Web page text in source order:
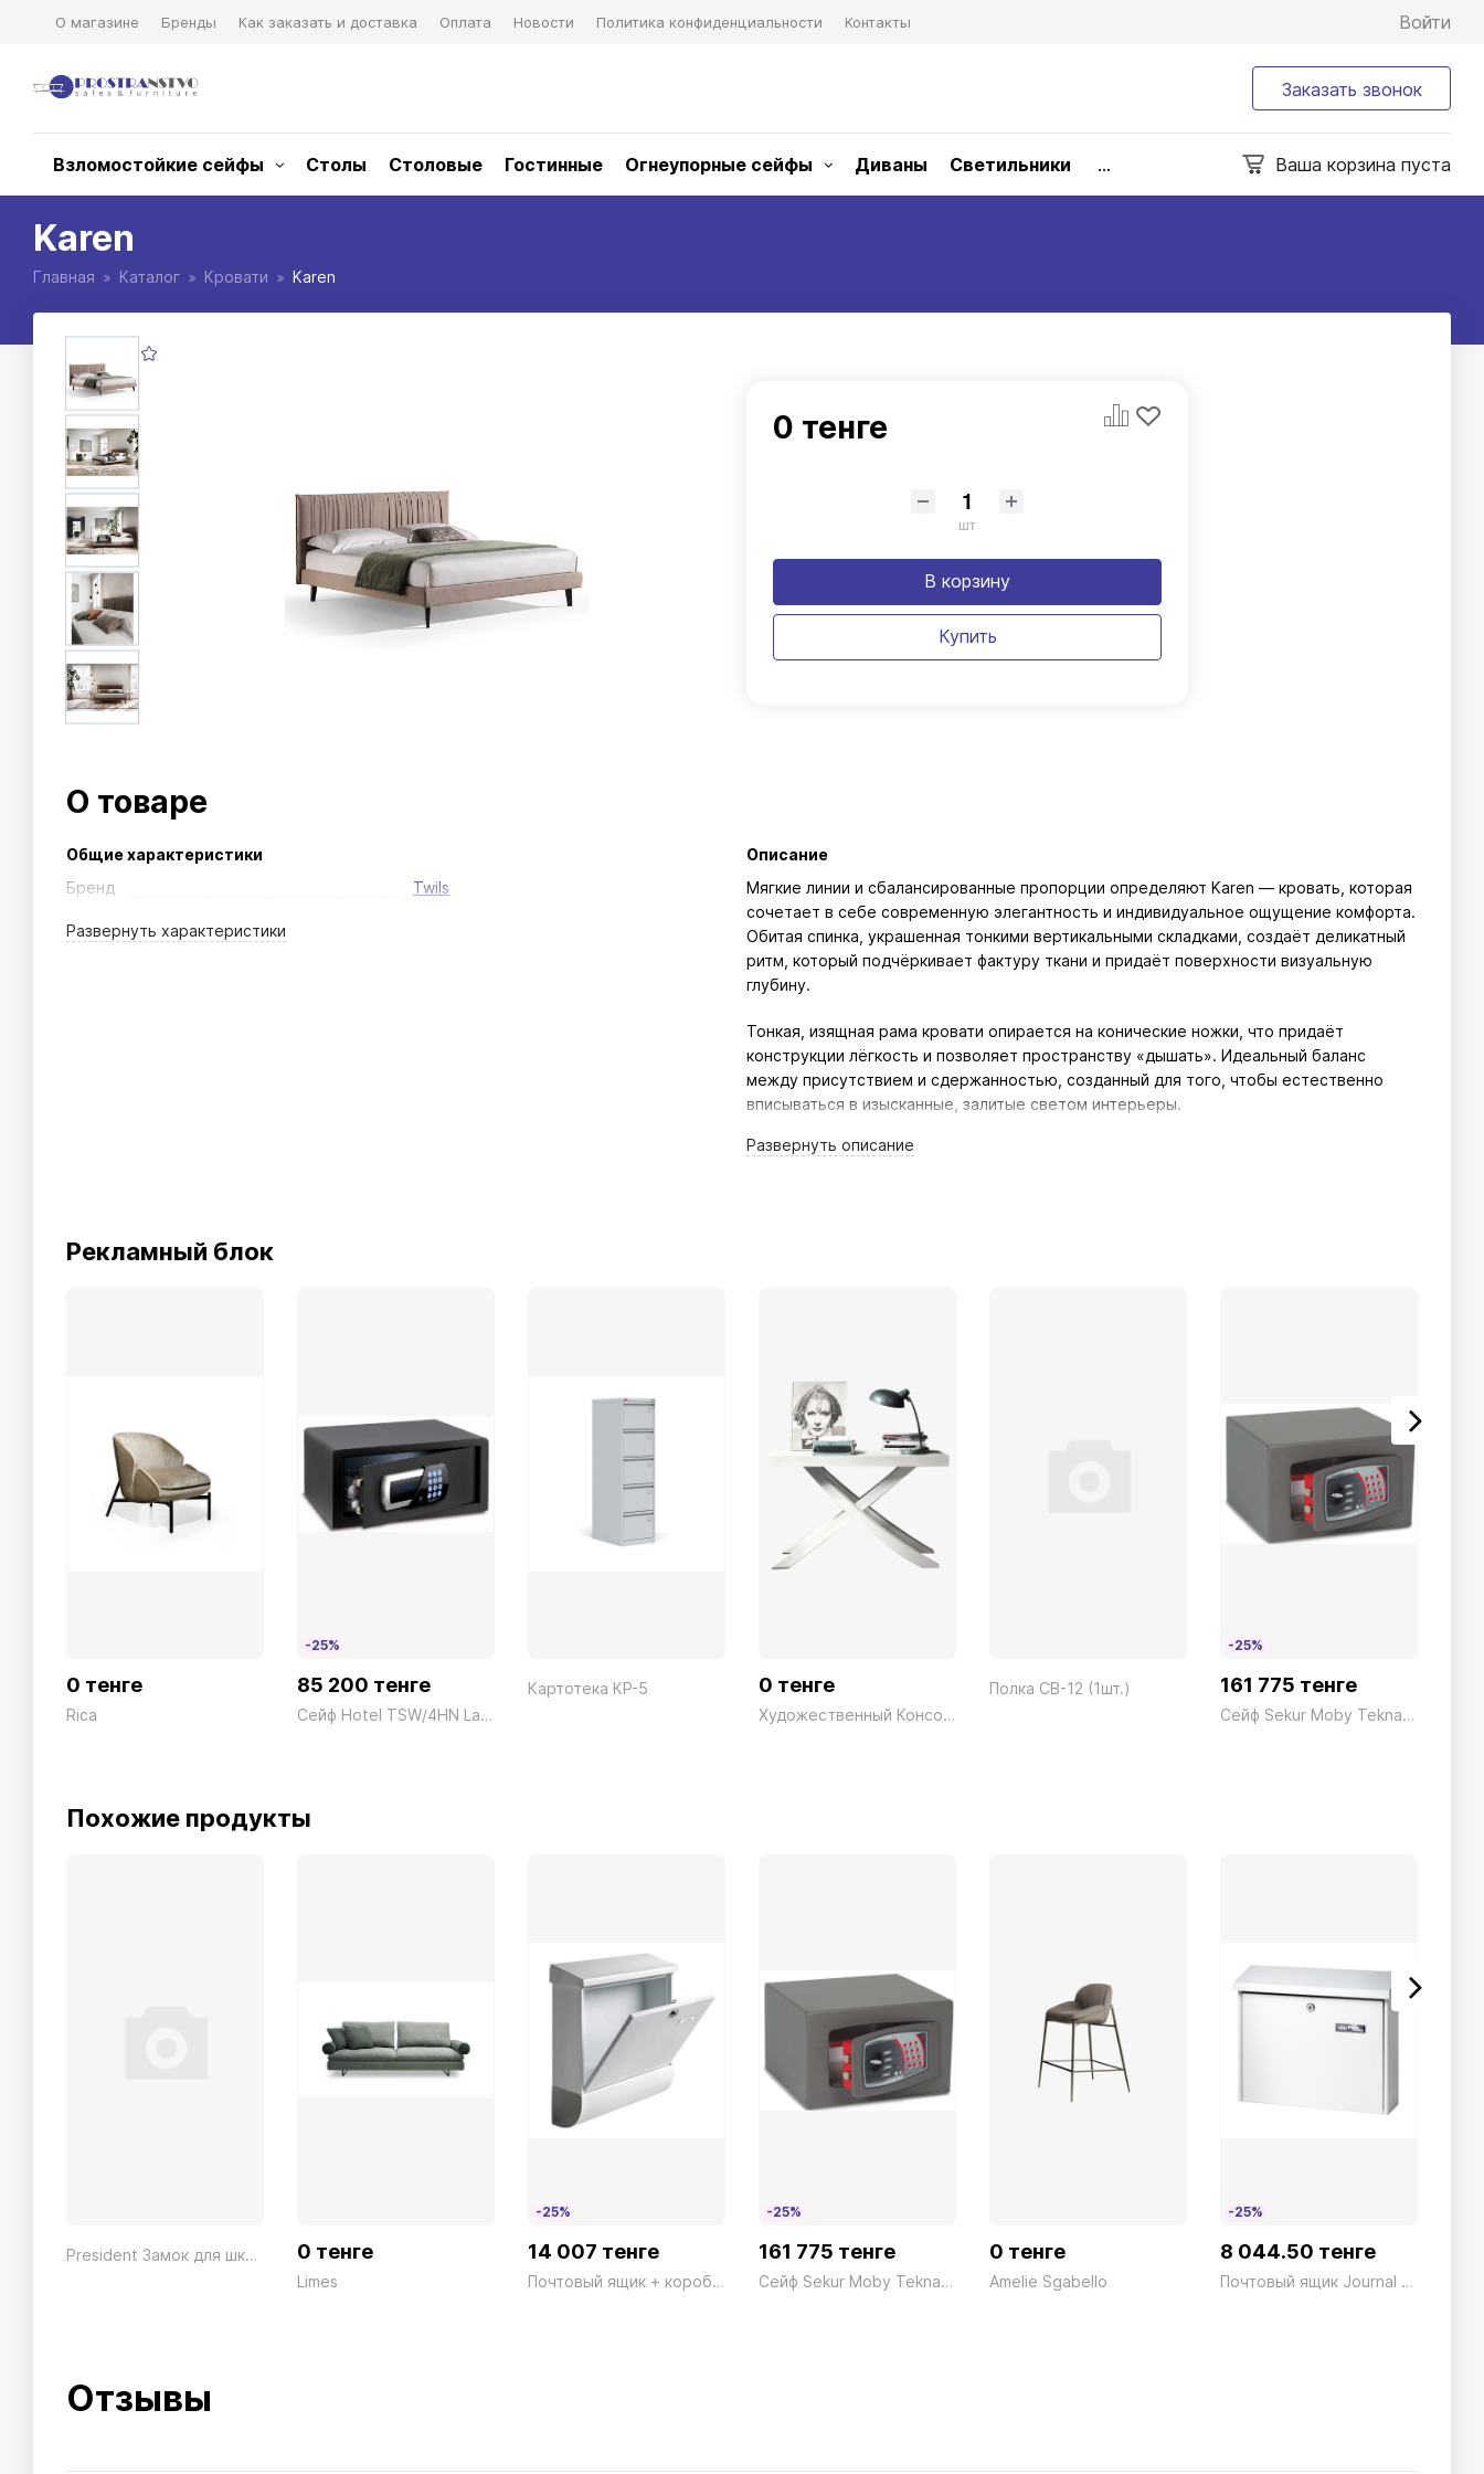
О магазине Бренды Как заказать и доставка Оплата Новости Политика конфиденциальности Контакты Войти
Заказать звонок
Взломостойкие сейфы Столы Столовые Гостинные Огнеупорные сейфы Диваны Светильники ... Ваша корзина пуста
Karen
Главная Каталог Кровати Karen
0 тенге
шт
В корзину
Купить
О товаре
Общие характеристики
Бренд
Twils
Развернуть характеристики
Описание
Мягкие линии и сбалансированные пропорции определяют Karen — кровать, которая
сочетает в себе современную элегантность и индивидуальное ощущение комфорта.
Обитая спинка, украшенная тонкими вертикальными складками, создаёт деликатный
ритм, который подчёркивает фактуру ткани и придаёт поверхности визуальную
глубину.
Тонкая, изящная рама кровати опирается на конические ножки, что придаёт
конструкции лёгкость и позволяет пространству «дышать». Идеальный баланс
между присутствием и сдержанностью, созданный для того, чтобы естественно
вписываться в изысканные, залитые светом интерьеры.
Karen — это приглашение к отдыху: мягкая на ощупь, с чистыми линиями, созданная с
Развернуть описание
Рекламный блок
0 тенге
Rica
-25%
85 200 тенге
Сейф Hotel TSW/4HN Laptop Электронный черный Technomax 14.5кг
Картотека КР-5 0 тенге
Художественный Консольный Стол
Полка CB-12 (1шт.)
-25%
161 775 тенге
Сейф Sekur Moby Tekna SMTO/3P Электронный серый Technomax 17кг
Похожие продукты
President Замок для шкафа серии FC, LK 0 тенге
Limes
-25%
14 007 тенге
Почтовый ящик + коробка Set Vario 86720 W
-25%
161 775 тенге
Сейф Sekur Moby Tekna SMTO/3P Электронный серый Technomax 17кг
0 тенге
Amelie Sgabello
-25%
8 044.50 тенге
Почтовый ящик Journal 5867 W
Отзывы